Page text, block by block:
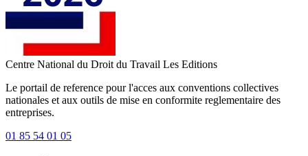
Centre National du Droit du Travail Les Editions
Le portail de reference pour l'acces aux conventions collectives
nationales et aux outils de mise en conformite reglementaire des
entreprises.
01 85 54 01 05